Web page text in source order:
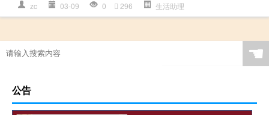
zc 03-09 0 296 生活助理
☚
公告